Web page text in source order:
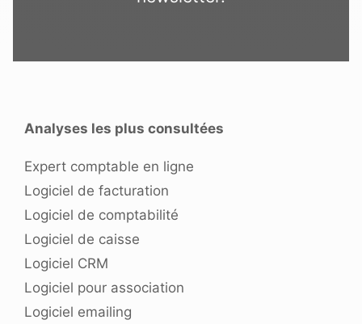
Analyses les plus consultées
Expert comptable en ligne
Logiciel de facturation
Logiciel de comptabilité
Logiciel de caisse
Logiciel CRM
Logiciel pour association
Logiciel emailing